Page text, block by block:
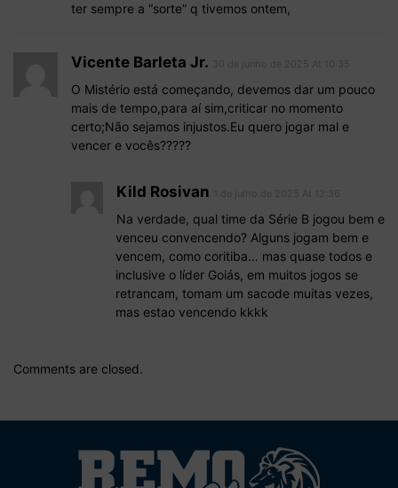
ter sempre a “sorte” q tivemos ontem,
Vicente Barleta Jr.
O Mistério está começando, devemos dar um pouco
mais de tempo,para aí sim,criticar no momento
certo;Não sejamos injustos.Eu quero jogar mal e
vencer e vocês?????
Kild Rosivan
Na verdade, qual time da Série B jogou bem e
venceu convencendo? Alguns jogam bem e
vencem, como coritiba… mas quase todos e
inclusive o líder Goiás, em muitos jogos se
retrancam, tomam um sacode muitas vezes,
mas estao vencendo kkkk
Comments are closed.